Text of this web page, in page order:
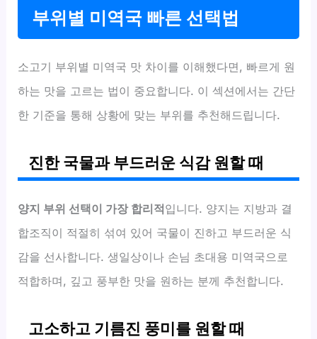
부위별 미역국 빠른 선택법
소고기 부위별 미역국 맛 차이를 이해했다면, 빠르게 원
하는 맛을 고르는 법이 중요합니다. 이 섹션에서는 간단
한 기준을 통해 상황에 맞는 부위를 추천해드립니다.
진한 국물과 부드러운 식감 원할 때
양지 부위 선택이 가장 합리적입니다. 양지는 지방과 결
합조직이 적절히 섞여 있어 국물이 진하고 부드러운 식
감을 선사합니다. 생일상이나 손님 초대용 미역국으로
적합하며, 깊고 풍부한 맛을 원하는 분께 추천합니다.
고소하고 기름진 풍미를 원할 때